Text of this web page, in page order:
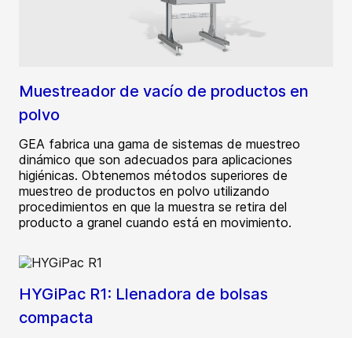
Muestreador de vacío de productos en
polvo
GEA fabrica una gama de sistemas de muestreo
dinámico que son adecuados para aplicaciones
higiénicas. Obtenemos métodos superiores de
muestreo de productos en polvo utilizando
procedimientos en que la muestra se retira del
producto a granel cuando está en movimiento.
HYGiPac R1: Llenadora de bolsas
compacta